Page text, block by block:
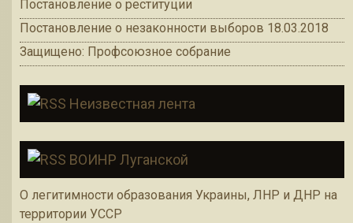
Постановление о реституции
Постановление о незаконности выборов 18.03.2018
Защищено: Профсоюзное собрание
Неизвестная лента
ВОИНР Луганской
О легитимности образования Украины, ЛНР и ДНР на
территории УССР